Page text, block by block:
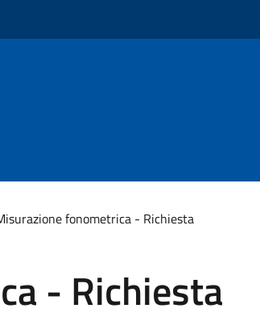
fonometrica - Richiesta
- Richiesta